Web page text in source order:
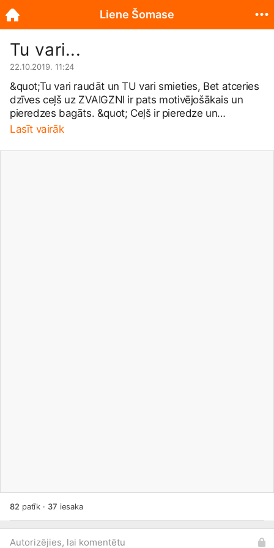
Tu vari...
22.10.2019. 11:24
&quot;Tu vari raudāt un TU vari smieties, Bet atceries
dzīves ceļš uz ZVAIGZNI ir pats motivējošākais un
pieredzes bagāts. &quot; Ceļš ir pieredze un
problēmas ir dzīves mācības, lai uzceltu savu stabilo
Paldies tev mana skaistā dzīve, cilvēki, situācijas,
Lasīt vairāk
82 patīk · 37 iesaka
Autorizējies, lai komentētu
Liene Šomase